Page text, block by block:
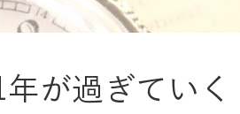
が過ぎていく